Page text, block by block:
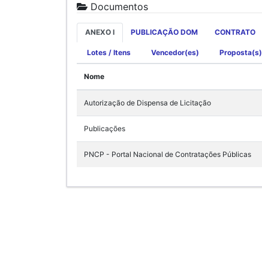
Documentos
ANEXO I PUBLICAÇÃO DOM CONTRATO
Lotes / Itens Vencedor(es) Proposta(s)
Nome
Autorização de Dispensa de Licitação
Publicações
PNCP - Portal Nacional de Contratações Públicas